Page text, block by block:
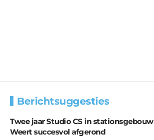
Berichtsuggesties
Twee jaar Studio CS in stationsgebouw
Weert succesvol afgerond